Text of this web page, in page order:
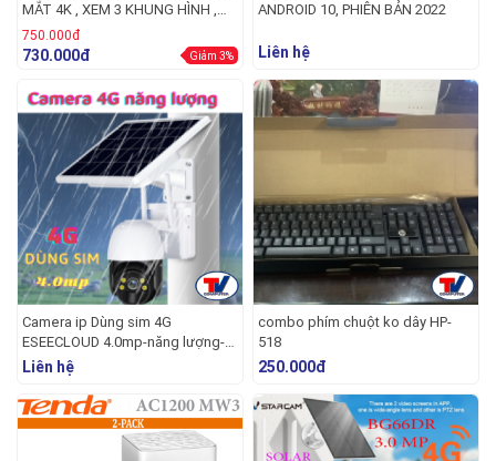
MẮT 4K , XEM 3 KHUNG HÌNH ,
ZOOM 8X , SIÊU NÉT
750.000đ
730.000đ Giảm 3%
ANDROID 10, PHIÊN BẢN 2022
Liên hệ
Camera ip Dùng sim 4G
ESEECLOUD 4.0mp-năng lượng-
xoay
Liên hệ
combo phím chuột ko dây HP-
518
250.000đ